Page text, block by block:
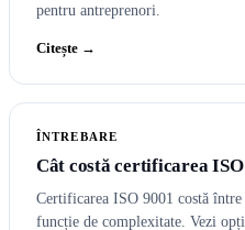
pentru antreprenori.
Citește →
ÎNTREBARE
Cât costă certificarea ISO
Certificarea ISO 9001 costă
funcție de complexitate. Vezi